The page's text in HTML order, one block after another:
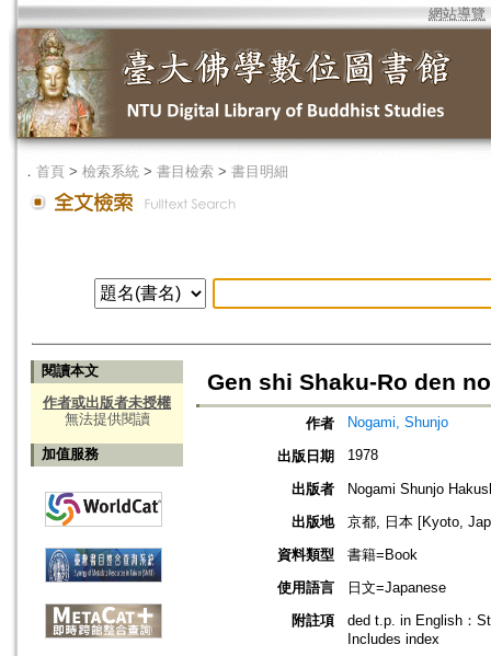
網站導覽
． 首頁 > 檢索系統 > 書目檢索 > 書目明細
閱讀本文
作者或出版者未授權
無法提供閱讀
加值服務
Gen shi Shaku-Ro den
作者 Nogami, Shunjo
出版日期 1978
出版者
Nogami Shunjo
出版地
京都, 日本 [Kyoto,
資料類型
書籍=Book
使用語言
日文=Japanese
附註項
ded t.p. in English：
Includes index